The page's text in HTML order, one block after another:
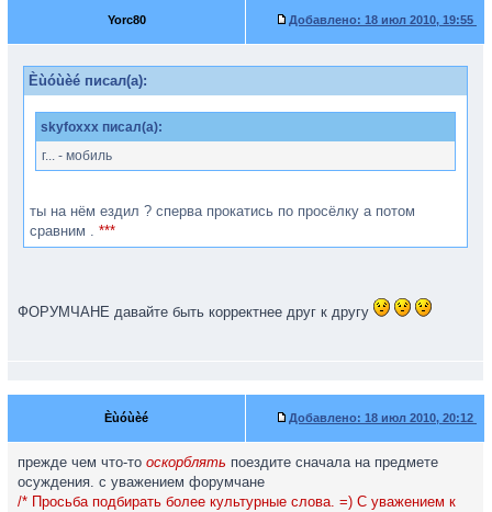
Yorc80 Добавлено: 18 июл 2010, 19:55
Èùóùèé писал(а):
skyfoxxx писал(а):
г... - мобиль
ты на нём ездил ? сперва прокатись по просёлку а потом
сравним . ***
ФОРУМЧАНЕ давайте быть корректнее друг к другу
Èùóùèé Добавлено: 18 июл 2010, 20:12
прежде чем что-то оскорблять поездите сначала на предмете
осуждения. с уважением форумчане
/* Просьба подбирать более культурные слова. =) С уважением к